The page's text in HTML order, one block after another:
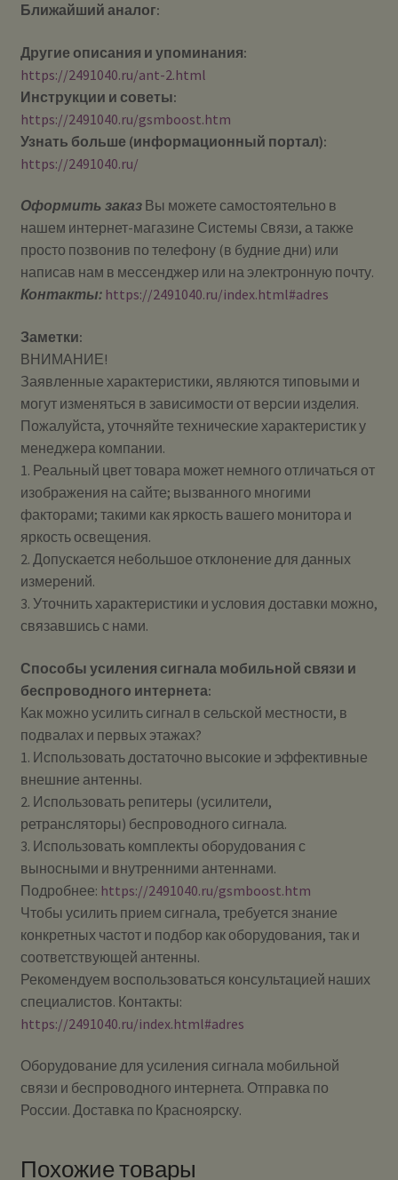
Ближайший аналог:
Другие описания и упоминания:
https://2491040.ru/ant-2.html
Инструкции и советы:
https://2491040.ru/gsmboost.htm
Узнать больше (информационный портал):
https://2491040.ru/
Оформить заказВы можете самостоятельно в
нашем интернет-магазине Системы Cвязи, а также
просто позвонив по телефону (в будние дни) или
написав нам в мессенджер или на электронную почту.
Контакты: https://2491040.ru/index.html#adres
Заметки:
ВНИМАНИЕ!
Заявленные характеристики, являются типовыми и
могут изменяться в зависимости от версии изделия.
Пожалуйста, уточняйте технические характеристик у
менеджера компании.
1. Реальный цвет товара может немного отличаться от
изображения на сайте; вызванного многими
факторами; такими как яркость вашего монитора и
яркость освещения.
2. Допускается небольшое отклонение для данных
измерений.
3. Уточнить характеристики и условия доставки можно,
связавшись с нами.
Способы усиления сигнала мобильной связи и
беспроводного интернета:
Как можно усилить сигнал в сельской местности, в
подвалах и первых этажах?
1. Использовать достаточно высокие и эффективные
внешние антенны.
2. Использовать репитеры (усилители,
ретрансляторы) беспроводного сигнала.
3. Использовать комплекты оборудования с
выносными и внутренними антеннами.
Подробнее: https://2491040.ru/gsmboost.htm
Чтобы усилить прием сигнала, требуется знание
конкретных частот и подбор как оборудования, так и
соответствующей антенны.
Рекомендуем воспользоваться консультацией наших
специалистов. Контакты:
https://2491040.ru/index.html#adres
Оборудование для усиления сигнала мобильной
связи и беспроводного интернета. Отправка по
России. Доставка по Красноярску.
Похожие товары